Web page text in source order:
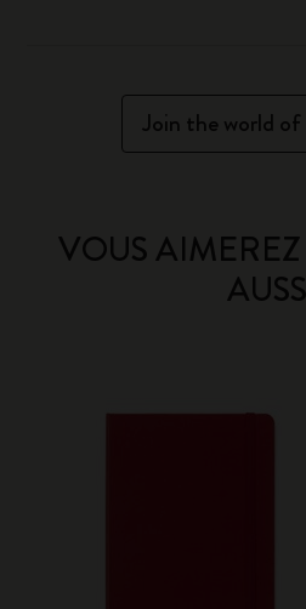
Join the world
VOUS